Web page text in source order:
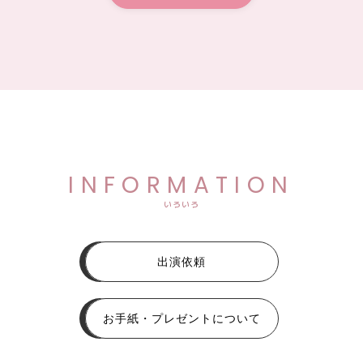
INFORMATION
いろいろ
出演依頼
お手紙・プレゼントについて